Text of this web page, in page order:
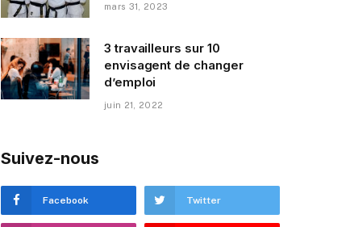
mars 31, 2023
3 travailleurs sur 10
envisagent de changer
d’emploi
juin 21, 2022
Suivez-nous
Facebook Twitter